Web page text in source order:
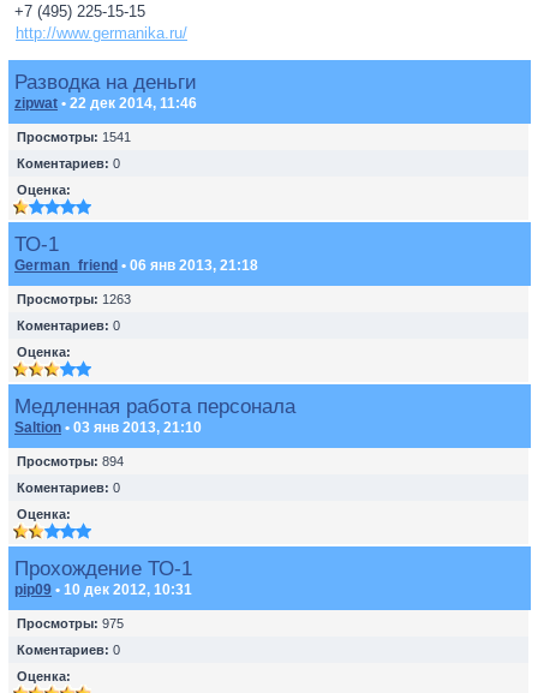
+7 (495) 225-15-15
http://www.germanika.ru/
Разводка на деньги
zipwat • 22 дек 2014, 11:46
Просмотры: 1541
Коментариев: 0
Оценка:
ТО-1
German_friend • 06 янв 2013, 21:18
Просмотры: 1263
Коментариев: 0
Оценка:
Медленная работа персонала
Saltion • 03 янв 2013, 21:10
Просмотры: 894
Коментариев: 0
Оценка:
Прохождение ТО-1
pip09 • 10 дек 2012, 10:31
Просмотры: 975
Коментариев: 0
Оценка: